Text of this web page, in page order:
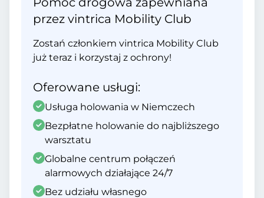
przez vintrica Mobility Club
Zostań członkiem vintrica Mobility Club
już teraz i korzystaj z ochrony!
Oferowane usługi:
Usługa holowania w Niemczech
Bezpłatne holowanie do najbliższego
warsztatu
Globalne centrum połączeń
alarmowych działające 24/7
Bez udziału własnego